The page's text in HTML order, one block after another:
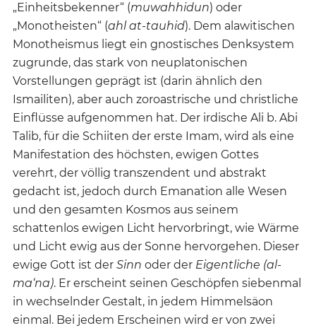
„Einheitsbekenner“ (muwahhidun) oder
„Monotheisten“ (ahl at-tauhid). Dem alawitischen
Monotheismus liegt ein gnostisches Denksystem
zugrunde, das stark von neuplatonischen
Vorstellungen geprägt ist (darin ähnlich den
Ismailiten), aber auch zoroastrische und christliche
Einflüsse aufgenommen hat. Der irdische Ali b. Abi
Talib, für die Schiiten der erste Imam, wird als eine
Manifestation des höchsten, ewigen Gottes
verehrt, der völlig transzendent und abstrakt
gedacht ist, jedoch durch Emanation alle Wesen
und den gesamten Kosmos aus seinem
schattenlos ewigen Licht hervorbringt, wie Wärme
und Licht ewig aus der Sonne hervorgehen. Dieser
ewige Gott ist der Sinn oder der Eigentliche (al-
ma‘na). Er erscheint seinen Geschöpfen siebenmal
in wechselnder Gestalt, in jedem Himmelsäon
einmal. Bei jedem Erscheinen wird er von zwei